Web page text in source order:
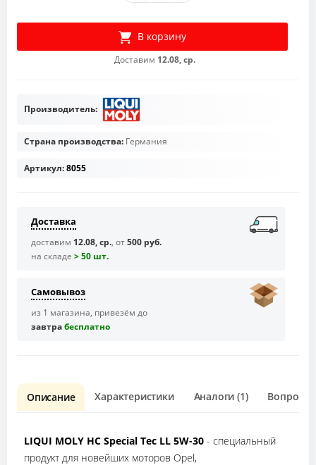
В корзину
Доставим 12.08, ср.
Производитель:
Страна производства: Германия
Артикул:8055
Доставка
доставим 12.08, ср., от500 руб.
на складе > 50 шт.
Самовывоз
из 1 магазина, привезём до
завтрабесплaтно
Описание Характеристики Аналоги (1) Вопрос о
LIQUI MOLY НС Special Tec LL 5W-30 - специальный
продукт для новейших моторов Opel,